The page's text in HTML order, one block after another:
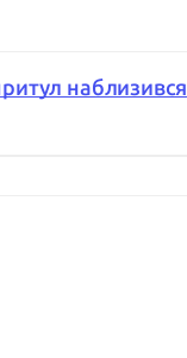
наблизився